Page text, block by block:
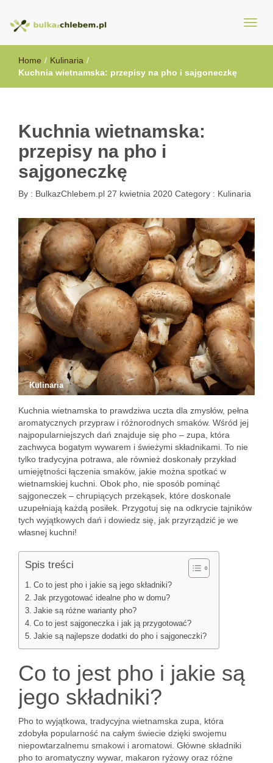
BulkazChlebem.pl
Home / Kulinaria /
Kuchnia wietnamska: przepisy na pho i sajgoneczkę
Kuchnia wietnamska:
przepisy na pho i
sajgoneczkę
By : BulkazChlebem.pl 27 kwietnia 2020 Category : Kulinaria
Kulinaria
Kuchnia wietnamska to prawdziwa uczta dla zmysłów, pełna
aromatycznych przypraw i różnorodnych smaków. Wśród jej
najpopularniejszych dań znajduje się pho – zupa, która
zachwyca bogatym wywarem i świeżymi składnikami. To nie
tylko tradycyjna potrawa, ale również doskonały przykład
umiejętności łączenia smaków, jakie można spotkać w
wietnamskiej kuchni. Obok pho, nie sposób pominąć
sajgoneczek – chrupiących przekąsek, które doskonale
uzupełniają każdą posiłek. Przygotuj się na odkrycie tajników
tych wyjątkowych dań i dowiedz się, jak przyrządzić je we
własnej kuchni!
Spis treści
Co to jest pho i jakie są jego składniki?
Jak przygotować idealne pho w domu?
Jakie są różne warianty pho?
Co to jest sajgoneczka i jak ją przygotować?
Jakie są najlepsze dodatki do pho i sajgoneczki?
Co to jest pho i jakie są
jego składniki?
Pho to wyjątkowa, tradycyjna wietnamska zupa, która
zdobyła popularność na całym świecie dzięki swojemu
niepowtarzalnemu smakowi i aromatowi. Główne składniki
pho to aromatyczny wywar, makaron ryżowy oraz różne